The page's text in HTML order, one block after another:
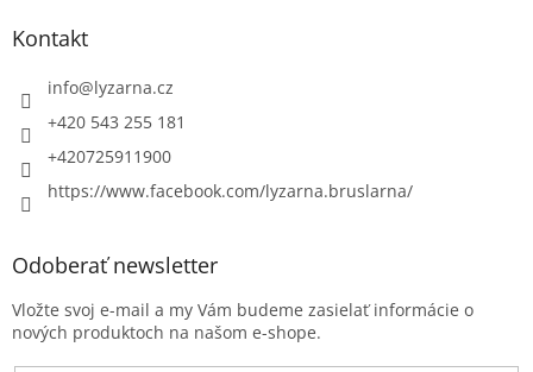
Kontakt
info@lyzarna.cz
+420 543 255 181
+420725911900
https://www.facebook.com/lyzarna.bruslarna/
Odoberať newsletter
Vložte svoj e-mail a my Vám budeme zasielať informácie o
nových produktoch na našom e-shope.